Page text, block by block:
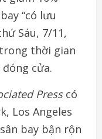
“có lưu
Sáu, 7/11,
thời gian
cửa.
Presscó
Los Angeles
bay bận rộn